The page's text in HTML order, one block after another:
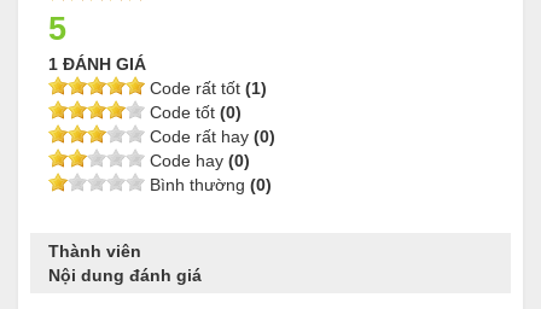
5
1 ĐÁNH GIÁ
Code rất tốt (1)
Code tốt (0)
Code rất hay (0)
Code hay (0)
Bình thường (0)
Thành viên
Nội dung đánh giá